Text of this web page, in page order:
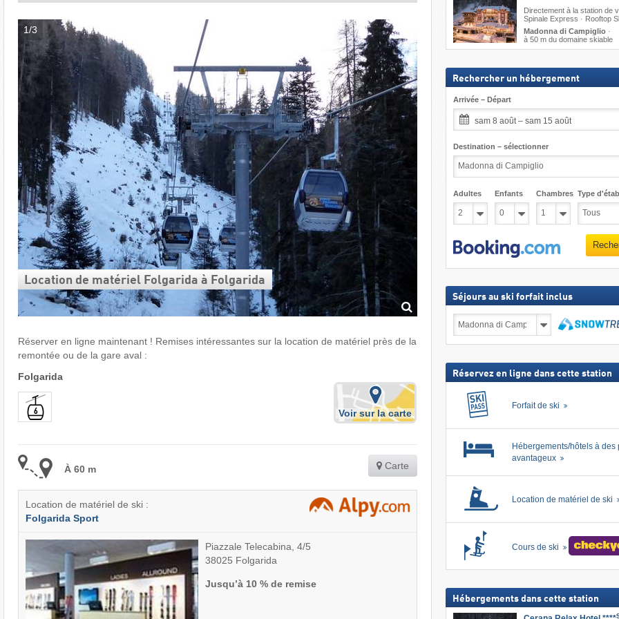
1/3
Location de matériel Folgarida à Folgarida
Réserver en ligne maintenant ! Remises intéressantes sur la location de matériel près de la
remontée ou de la gare aval :
Folgarida
Voir sur la carte
À 60 m Carte
Location de matériel de ski :
Folgarida Sport
Piazzale Telecabina, 4/5
38025 Folgarida
Jusqu’à 10 % de remise
Directement à la station de
Spinale Express · Rooftop
Madonna di Campiglio·
à 50 m du domaine skiable
Rechercher un hébergement
Arrivée – Départ
sam 8 août – sam 15 août
Destination – sélectionner
Adultes Enfants Chambres Type
Séjours au ski forfait inclus
au
Réservez en ligne dans cette station
Forfait de ski
Hébergements/hôtels à des
avantageux
Location de matériel de ski
Cours de ski
Hébergements dans cette station